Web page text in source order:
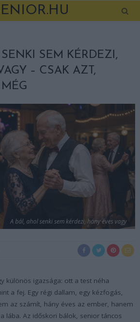
SEM KÉRDEZI,
– CSAK AZT,
A bál, ahol senki sem kérdezi, hány éves vagy
különös igazsága: ott a test néha
a fej. Egy régi dallam, egy kézfogás,
az számít, hány éves az ember, hanem
lába. Az időskori bálok, senior táncos